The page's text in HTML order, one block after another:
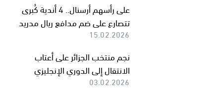
على رأسهم أرسنال.. 4 أندية كُبرى
تتصارع على ضم مدافع ريال مدريد
15.02.2026
نجم منتخب الجزائر على أعتاب
الانتقال إلى الدوري الإنجليزي
03.02.2026